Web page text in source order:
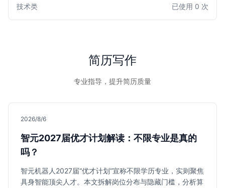
域。简洁高效的布局，让招聘经理快速捕捉您的核心优势。
技术类 已使用 0 次
简历写作
专业指导，提升简历质量
2026/8/6
智元2027届优才计划解读：不限专业是真的
吗？
智元机器人2027届“优才计划”宣称不限学历专业，实则聚焦
具身智能顶尖人才。本文拆解岗位分布与隐藏门槛，分析算